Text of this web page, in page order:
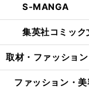
S-MANGA
集英社コミック
取材・ファッション
ファッション・美